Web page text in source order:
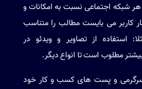
شبکه اجتماعی نسبت به امکانات و
کاربر می بایست مطالب را متناسب
استفاده از تصاویر و ویدئو در
مطلوب است تا انواع دیگر.
و پست های کسب و کار خود